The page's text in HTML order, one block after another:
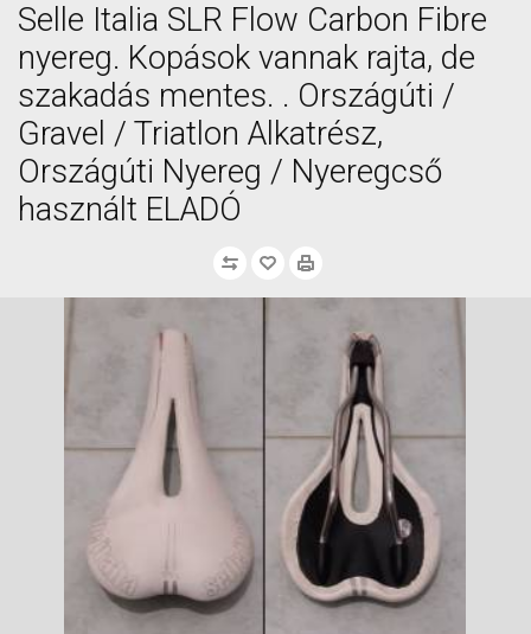
Selle Italia SLR Flow Carbon Fibre
nyereg. Kopások vannak rajta, de
szakadás mentes. . Országúti /
Gravel / Triatlon Alkatrész,
Országúti Nyereg / Nyeregcső
használt ELADÓ